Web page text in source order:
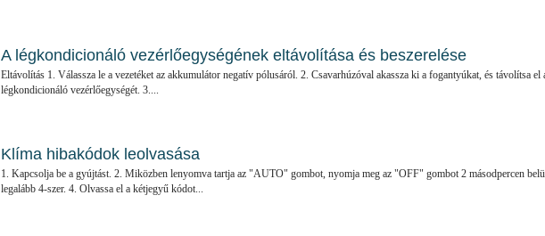
A légkondicionáló vezérlőegységének eltávolítása és beszerelése
Eltávolítás 1. Válassza le a vezetéket az akkumulátor negatív pólusáról. 2. Csavarhúzóval akassza ki a fogantyúkat, és távolítsa el
légkondicionáló vezérlőegységét. 3....
Klíma hibakódok leolvasása
1. Kapcsolja be a gyújtást. 2. Miközben lenyomva tartja az "AUTO" gombot, nyomja meg az "OFF" gombot 2 másodpercen
legalább 4-szer. 4. Olvassa el a kétjegyű kódot...